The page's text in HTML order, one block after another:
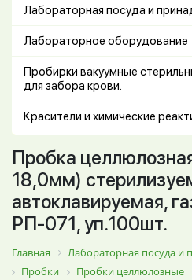
Лабораторная посуда и
Лабораторное оборудование
Пробирки вакуумные
для забора крови.
Красители и химические
Пробка
18,0мм)
автоклавируемая,
РП-071, уп.100шт.
Главная
Лабораторная посуда и
Пробки
Пробки целлюлозные